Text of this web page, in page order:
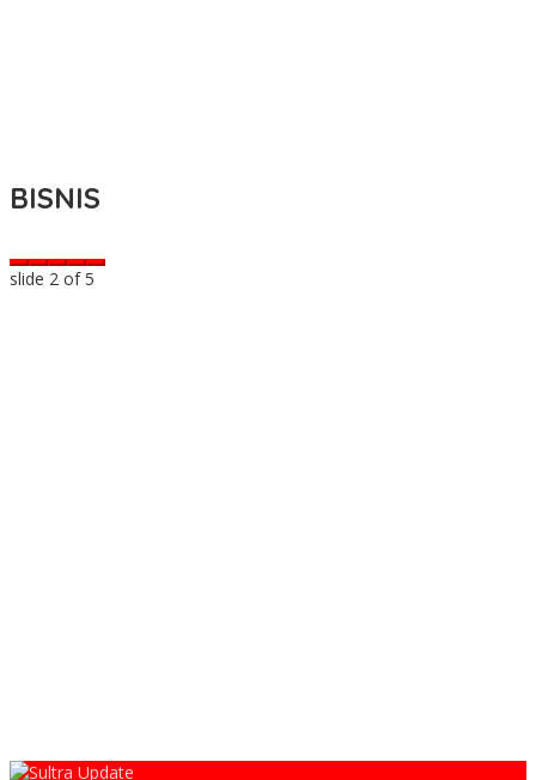
BISNIS
slide 2 of 5